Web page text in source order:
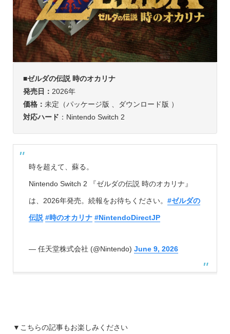
■ゼルダの伝説 時のオカリナ
発売日： 2026年
価格： 未定（パッケージ版 、ダウンロード版 ）
対応ハード ：Nintendo Switch 2
時を超えて、蘇る。
Nintendo Switch 2 『ゼルダの伝説 時のオカリナ』
は、2026年発売。続報をお待ちください。 #ゼルダの
伝説 #時のオカリナ #NintendoDirectJP
— 任天堂株式会社 (@Nintendo) June 9, 2026
▼こちらの記事もお楽しみください